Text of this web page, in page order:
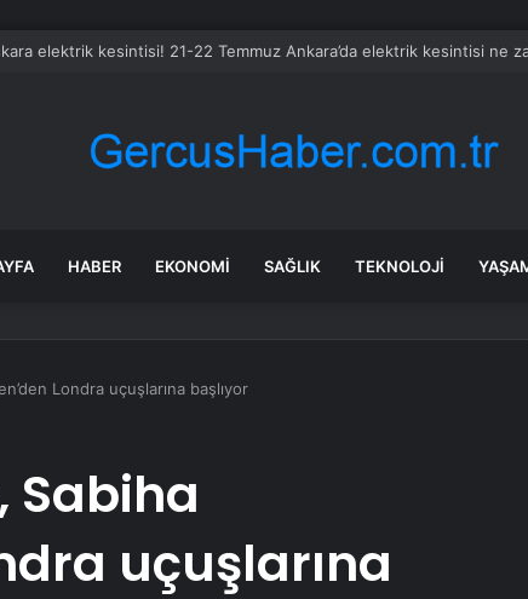
elektrik kesintisi! 21-22 Temmuz Ankara’da elektrik kesintisi ne
HABER EKONOMI SAĞLIK TEKNOLOJI
Londra uçuşlarına başlıyor
Sabiha
uçuşlarına